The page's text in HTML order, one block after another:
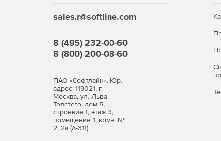
«ТС-Транспорт» позволяет настраивать уровни
событий автоматически сохраняется
начале и отмене взвешивании, изменении или
удалять данные из журнала запрещается для
sales.r@softline.com
8 (495) 232-00-60
8 (800) 200-08-60
ПАО «Софтлайн». Юр.
адрес: 119021, г.
Москва, ул. Льва
Толстого, дом 5,
строение 1, этаж 3,
помещение 1, комн. №
2, 2а (А-311)